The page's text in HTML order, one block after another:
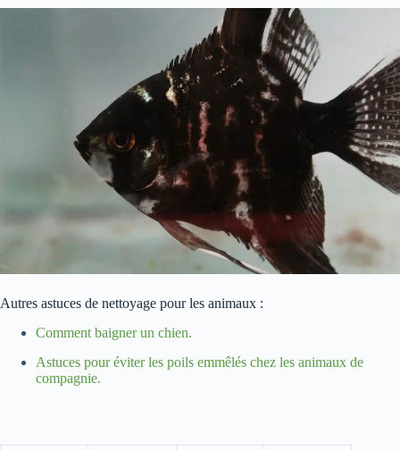
Autres astuces de nettoyage pour les animaux :
Comment baigner un chien.
Astuces pour éviter les poils emmêlés chez les animaux de
compagnie.